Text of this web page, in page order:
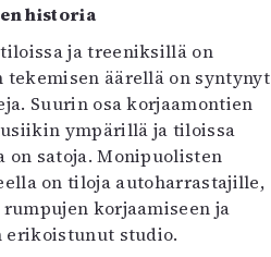
ry
historia
ja treeniksillä on
äärellä on syntynyt
Suurin osa korjaamontien
ympärillä ja tiloissa
satoja. Monipuolisten
on tiloja autoharrastajille,
korjaamiseen ja
erikoistunut studio.